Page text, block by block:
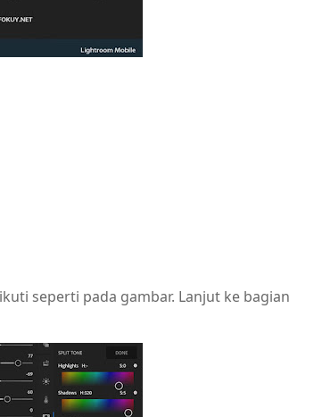
seperti pada gambar. Lanjut ke bagian